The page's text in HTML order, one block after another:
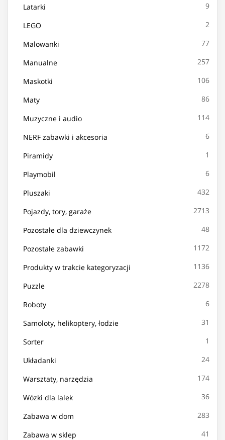
Latarki 9
LEGO 2
Malowanki 77
Manualne 257
Maskotki 106
Maty 86
Muzyczne i audio 114
NERF zabawki i akcesoria 6
Piramidy 1
Playmobil 6
Pluszaki 432
Pojazdy, tory, garaże 2713
Pozostałe dla dziewczynek 48
Pozostałe zabawki 1172
Produkty w trakcie kategoryzacji 1136
Puzzle 2278
Roboty 6
Samoloty, helikoptery, łodzie 31
Sorter 1
Układanki 24
Warsztaty, narzędzia 174
Wózki dla lalek 36
Zabawa w dom 283
Zabawa w sklep 41